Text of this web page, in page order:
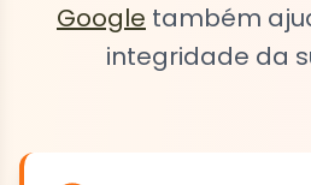
Google também
integridade da